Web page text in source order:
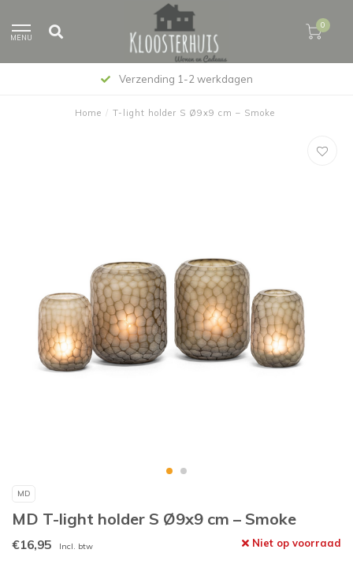
MENU
0
Verzending 1-2 werkdagen
Home / T-light holder S Ø9x9 cm – Smoke
MD
MD T-light holder S Ø9x9 cm – Smoke
€16,95 Incl. btw Niet op voorraad